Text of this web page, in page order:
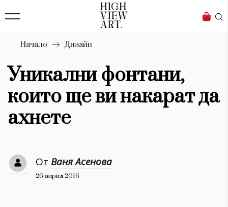
Бизнес
Мода
Dialogue
Изкуство
4340
Дизайн
Начало Дизайн
Уникални фонтани,
които ще ви накарат да
ахнете
От Ваня Асенова
26 април 2016